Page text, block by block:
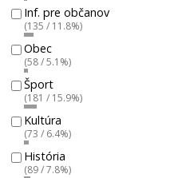
Inf. pre občanov
(135 / 11.8%)
Obec
(58 / 5.1%)
Šport
(181 / 15.9%)
Kultúra
(73 / 6.4%)
História
(89 / 7.8%)